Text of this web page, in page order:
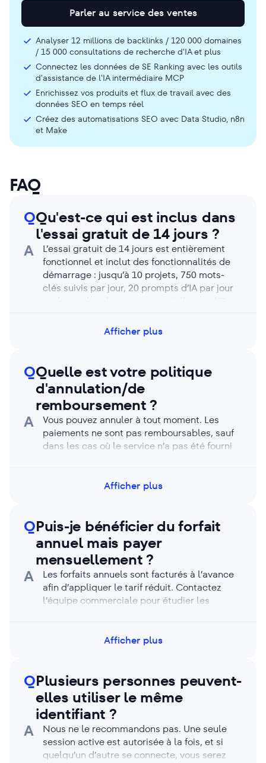
Parler au service des ventes
Analyser 12 millions de backlinks / 120 000 domaines
/ 15 000 consultations de recherche d'IA et plus
Connectez les données de SE Ranking avec les outils
d'assistance de l'IA intermédiaire MCP
Enrichissez vos produits et flux de travail avec des
données SEO en temps réel
Créez des automatisations SEO avec Data Studio, n8n
et Make
FAQ
QQu'est-ce qui est inclus dans
l'essai gratuit de 14 jours ?
A
L’essai gratuit de 14 jours est entièrement
fonctionnel et inclut des fonctionnalités de
démarrage : jusqu’à 10 projets, 750 mots-
clés suivis par jour, 20 prompts d’IA par jour
rapports illimités). Si vous avez besoin de
plus de capacité, vous pouvez passer à un
Afficher plus
QQuelle est votre politique
d'annulation/de
remboursement ?
A
Vous pouvez annuler à tout moment. Les
paiements ne sont pas remboursables, sauf
dans les cas où le service n’a pas été fourni
être éligible, contactez le support et nous
Afficher plus
QPuis-je bénéficier du forfait
annuel mais payer
mensuellement ?
A
Les forfaits annuels sont facturés à l’avance
afin d’appliquer le tarif réduit. Contactez
l’équipe commerciale pour étudier les
Afficher plus
QPlusieurs personnes peuvent-
elles utiliser le même
identifiant ?
A
Nous ne le recommandons pas. Une seule
session active est autorisée à la fois, et si
quelqu’un d’autre se connecte, vous serez